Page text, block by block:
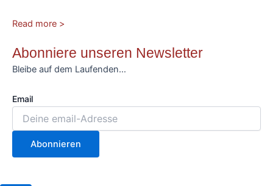
Read more >
Abonniere unseren Newsletter
Bleibe auf dem Laufenden…
Email
Abonnieren